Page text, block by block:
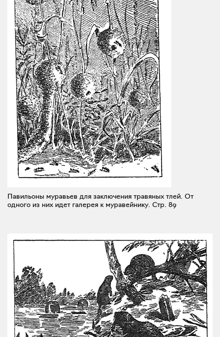
Павильоны муравьев для заключения травяных тлей. От
одного из них идет галерея к муравейнику. Стр. 89